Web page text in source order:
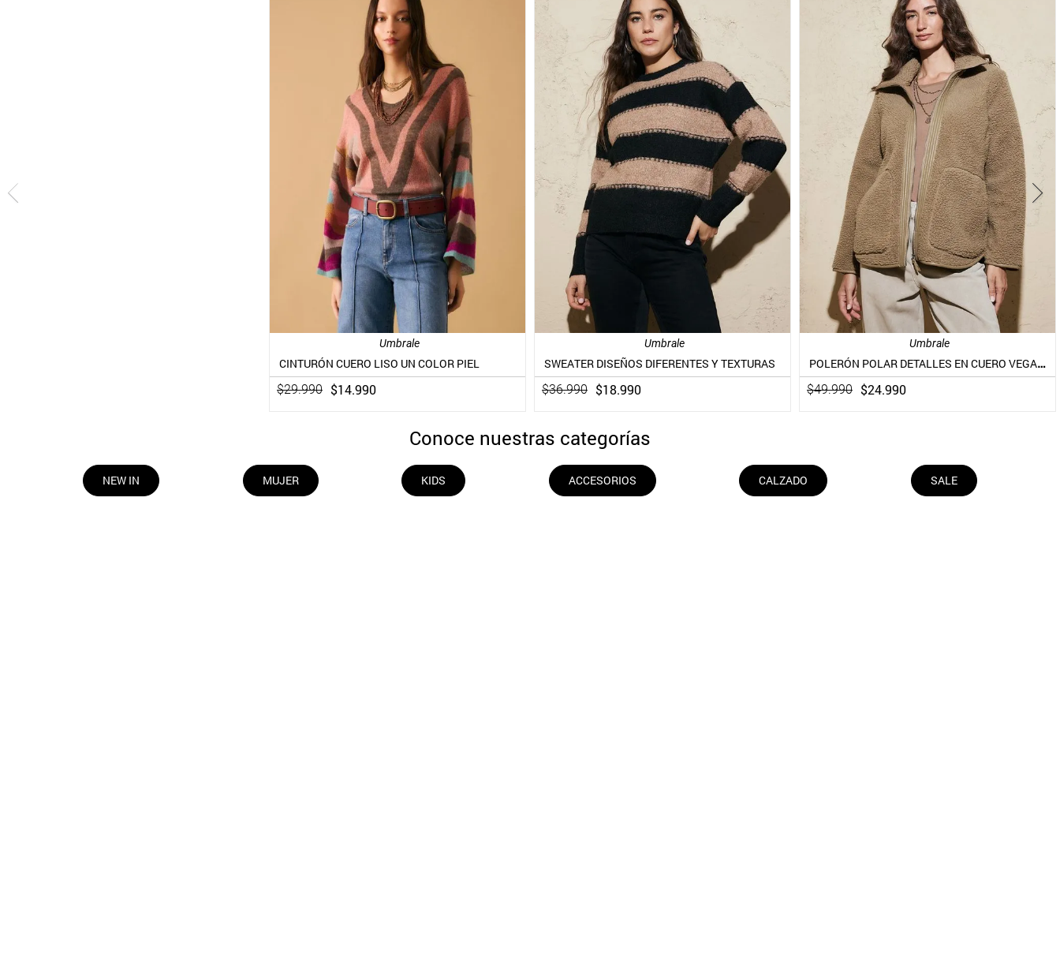
Umbrale
CINTURÓN CUERO LISO UN COLOR PIEL
$29.990 $14.990
Umbrale
SWEATER DISEÑOS DIFERENTES Y TEXTURAS
$36.990 $18.990
Umbrale
POLERÓN POLAR DETALLES EN CUERO VEGANO
$49.990 $24.990
Conoce nuestras categorías
NEW IN MUJER KIDS ACCESORIOS CALZADO SALE